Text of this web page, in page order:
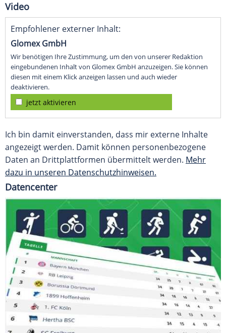
Video
Empfohlener externer Inhalt:
Glomex GmbH
Wir benötigen Ihre Zustimmung, um den von unserer Redaktion
eingebundenen Inhalt von Glomex GmbH anzuzeigen. Sie können
diesen mit einem Klick anzeigen lassen und auch wieder
deaktivieren.
jetzt aktivieren
Ich bin damit einverstanden, dass mir externe Inhalte
angezeigt werden. Damit können personenbezogene
Daten an Drittplattformen übermittelt werden. Mehr
dazu in unseren Datenschutzhinweisen.
Datencenter